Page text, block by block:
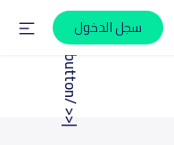
سجل الدخول
/
b
>